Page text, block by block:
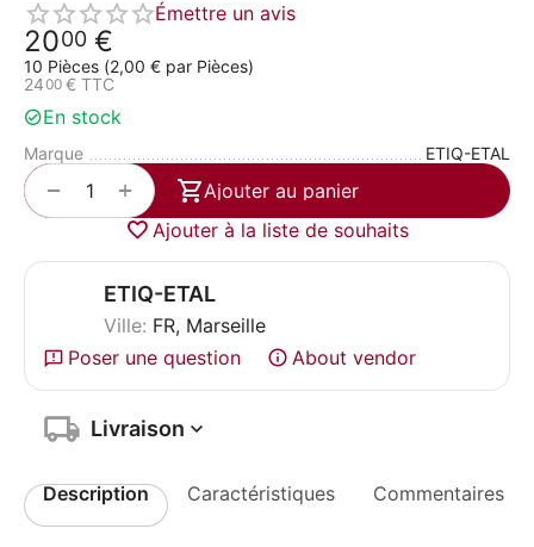
Émettre un avis
2000 €
10 Pièces (2,00 € par Pièces)
2400 € TTC
En stock
Marque ETIQ-ETAL
+
−
Ajouter au panier
Ajouter à la liste de souhaits
ETIQ-ETAL
Ville: FR, Marseille
Poser une question
About vendor
Livraison
Description Caractéristiques Commentaires